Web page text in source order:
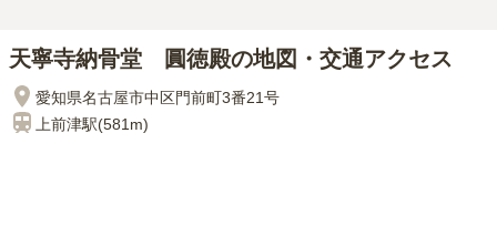
天寧寺納骨堂 圓徳殿の地図・交通アクセス
愛知県名古屋市中区門前町3番21号
上前津駅(581m)